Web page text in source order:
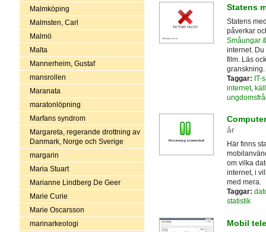
Malmköping
Malmsten, Carl
Malmö
Malta
Mannerheim, Gustaf
mansrollen
Maranata
maratonlöpning
Marfans syndrom
Margareta, regerande drottning av
Danmark, Norge och Sverige
margarin
Maria Stuart
Marianne Lindberg De Geer
Marie Curie
Marie Oscarsson
marinarkeologi
Statens
Statens
påverkar
Småungar
internet.
film. Läs
granskning.
Taggar: IT-
internet,
år
Här finns
om vilka
internet, i
med mera.
Taggar:
statistik
Mobil